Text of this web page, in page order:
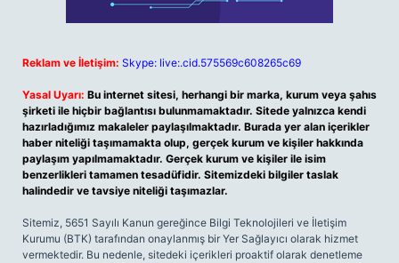
Reklam ve İletişim: Skype: live:.cid.575569c608265c69
Yasal Uyarı: Bu internet sitesi, herhangi bir marka, kurum veya şahıs
şirketi ile hiçbir bağlantısı bulunmamaktadır. Sitede yalnızca kendi
hazırladığımız makaleler paylaşılmaktadır. Burada yer alan içerikler
haber niteliği taşımamakta olup, gerçek kurum ve kişiler hakkında
paylaşım yapılmamaktadır. Gerçek kurum ve kişiler ile isim
benzerlikleri tamamen tesadüfidir. Sitemizdeki bilgiler taslak
halindedir ve tavsiye niteliği taşımazlar.
Sitemiz, 5651 Sayılı Kanun gereğince Bilgi Teknolojileri ve İletişim
Kurumu (BTK) tarafından onaylanmış bir Yer Sağlayıcı olarak hizmet
vermektedir. Bu nedenle, sitedeki içerikleri proaktif olarak denetleme